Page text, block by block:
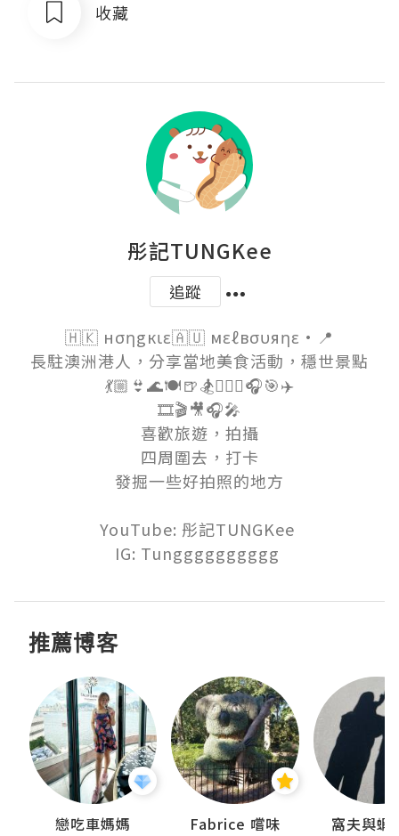
收藏
彤記TUNGKee
追蹤
🇭🇰 нσηgкιε🇦🇺 мεℓвσυяηε·📍
長駐澳洲港人，分享當地美食活動，穩世景點
💃🏼👙🌊🍽🍺🏂🏊🏼‍♀️🎧🎯✈️
🎞🎬🎥🎧🎤
喜歡旅遊，拍攝
四周圍去，打卡
發掘一些好拍照的地方
YouTube: 彤記TUNGKee
IG: Tungggggggggg
推薦博客
戀吃車媽媽 Fabrice 嚐味 窩夫與蝦